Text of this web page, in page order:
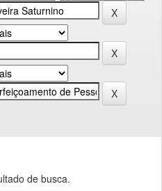
de busca.